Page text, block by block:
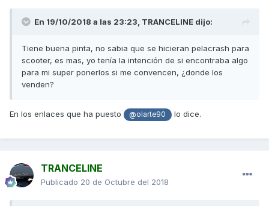
En 19/10/2018 a las 23:23, TRANCELINE dijo:
Tiene buena pinta, no sabia que se hicieran pelacrash para
scooter, es mas, yo tenía la intención de si encontraba algo
para mi super ponerlos si me convencen, ¿donde los
venden?
En los enlaces que ha puesto @olarte90 lo dice.
TRANCELINE
Publicado 20 de Octubre del 2018